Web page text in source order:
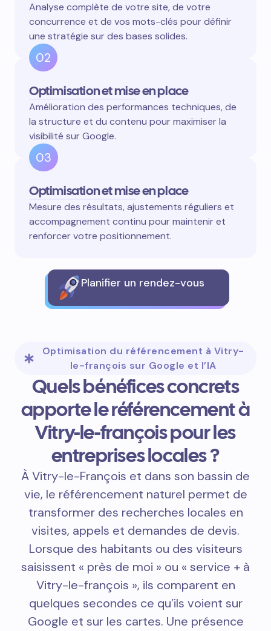
Analyse complète de votre site, de votre
concurrence et de vos mots-clés pour définir
une stratégie sur des bases solides.
02
Optimisation et mise en place
Amélioration des performances techniques, de
la structure et du contenu pour maximiser la
visibilité sur Google.
03
Optimisation et mise en place
Mesure des résultats, ajustements réguliers et
accompagnement continu pour maintenir et
renforcer votre positionnement.
Planifier un rendez-vous
Optimisation du référencement à Vitry-
le-françois sur Google et l’IA
Quels bénéfices concrets
apporte le référencement à
Vitry-le-françois pour les
entreprises locales ?
À Vitry-le-François et dans son bassin de
vie, le référencement naturel permet de
transformer des recherches locales en
visites, appels et demandes de devis.
Lorsque des habitants ou des visiteurs
saisissent « près de moi » ou « service + à
Vitry-le-françois », ils comparent en
quelques secondes ce qu’ils voient sur
Google et sur les cartes. Une présence